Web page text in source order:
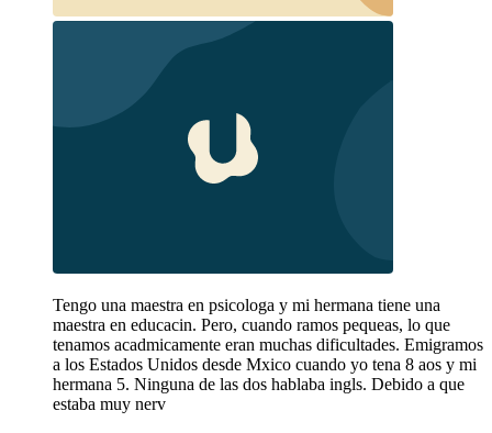
Tengo una maestra en psicologa y mi hermana tiene una
maestra en educacin. Pero, cuando ramos pequeas, lo que
tenamos acadmicamente eran muchas dificultades. Emigramos
a los Estados Unidos desde Mxico cuando yo tena 8 aos y mi
hermana 5. Ninguna de las dos hablaba ingls. Debido a que
estaba muy nerv